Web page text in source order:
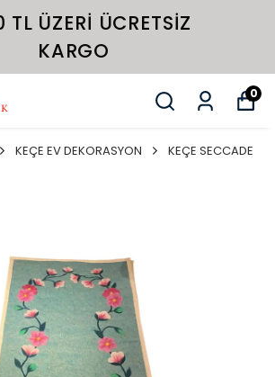
ÜZERI ÜCRETSIZ
KARGO
0
KEÇE EV DEKORASYON KEÇE SECCADE